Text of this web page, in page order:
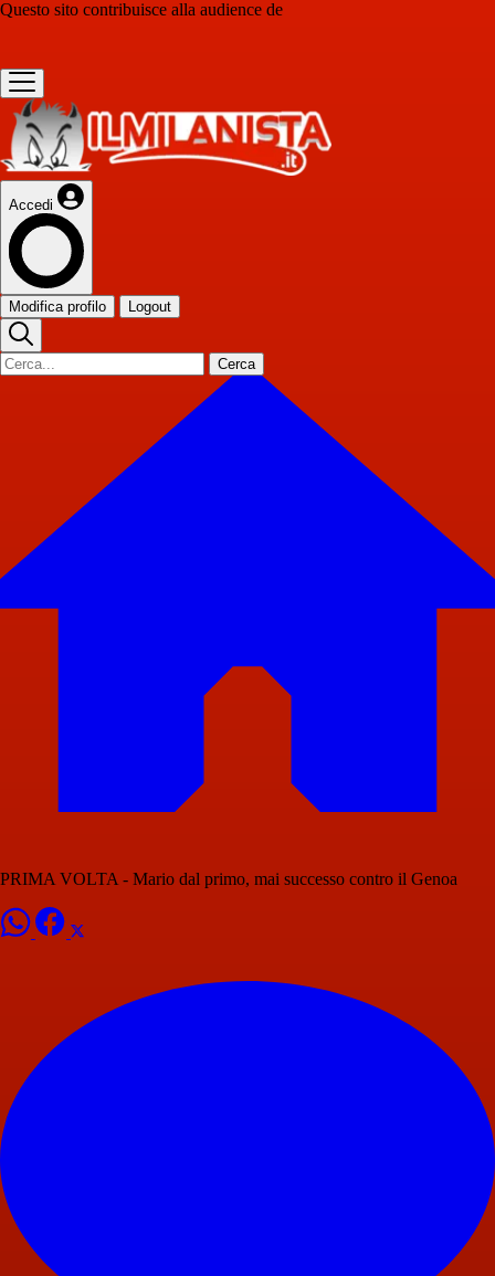
Questo sito contribuisce alla audience de
Accedi
Modifica profilo Logout
Cerca
PRIMA VOLTA - Mario dal primo, mai successo contro il Genoa